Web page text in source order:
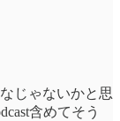
じゃないかと思
含めてそう